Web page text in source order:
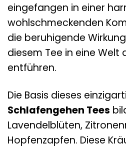
eingefangen in einer
wohlschmeckenden
die beruhigende
diesem Tee in eine Welt
entführen.
Die Basis dieses
Schlafengehen Tees
Lavendelblüten,
Hopfenzapfen. Diese